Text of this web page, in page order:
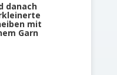
danach
mit
Garn